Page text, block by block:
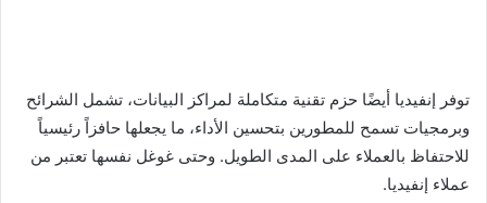
توفر إنفيديا أيضًا حزم تقنية متكاملة لمراكز البيانات، تشمل الشرائح
وبرمجيات تسمح للمطورين بتحسين الأداء، ما يجعلها حافزاً رئيسياً
للاحتفاظ بالعملاء على المدى الطويل. وحتى غوغل نفسها تعتبر من
عملاء إنفيديا.